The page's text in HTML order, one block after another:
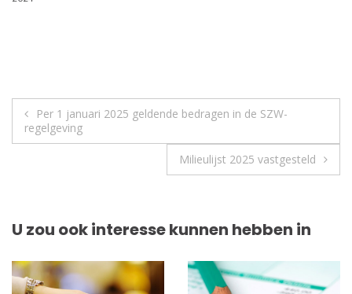
Berichtnavigatie
Per 1 januari 2025 geldende bedragen in de SZW-
regelgeving
Milieulijst 2025 vastgesteld
U zou ook interesse kunnen hebben in